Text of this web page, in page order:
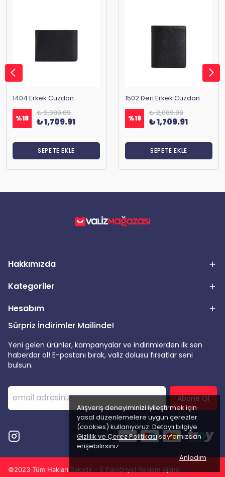
Alışveriş deneyiminizi iyileştirmek için
yasal düzenlemelere uygun çerezler
(cookies) kullanıyoruz. Detaylı bilgiye
Gizlilik ve Çerez Politikası sayfamızdan
erişebilirsiniz.
Anladım
1404 Erkek Cüzdan
%18
₺ 2,089.89
₺ 1,709.91
SEPETE EKLE
1502 Deri Erkek Cüzdan
%18
₺ 2,089.89
₺ 1,709.91
SEPETE EKLE
Hakkımızda
Kategoriler
Hesabım
Sürpriz İndirimler Mailinde!
Yeni gelen ürünler, kampanyalar ve indirimlerden ilk sen
haberdar ol! E-postanı bırak, valiz dolusu fırsatlar seni
bulsun.
Abone Ol
©2023 Tüm Hakları Saklıdır - 5 Faktöriyel Reklam Ajansı